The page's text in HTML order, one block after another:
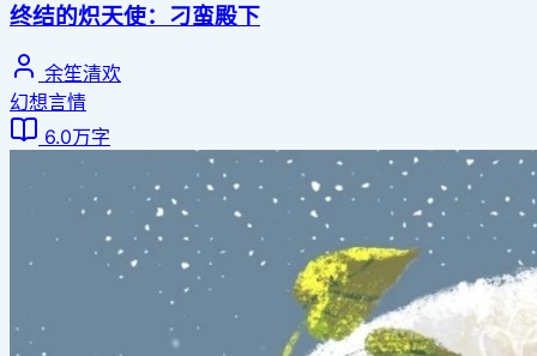
终结的炽天使：刁蛮殿下
余笙清欢
幻想言情
6.0万字